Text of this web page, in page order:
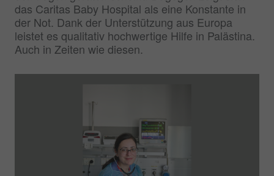
das Caritas Baby Hospital als eine Konstante in
der Not. Dank der Unterstützung aus Europa
leistet es qualitativ hochwertige Hilfe in Palästina.
Auch in Zeiten wie diesen.